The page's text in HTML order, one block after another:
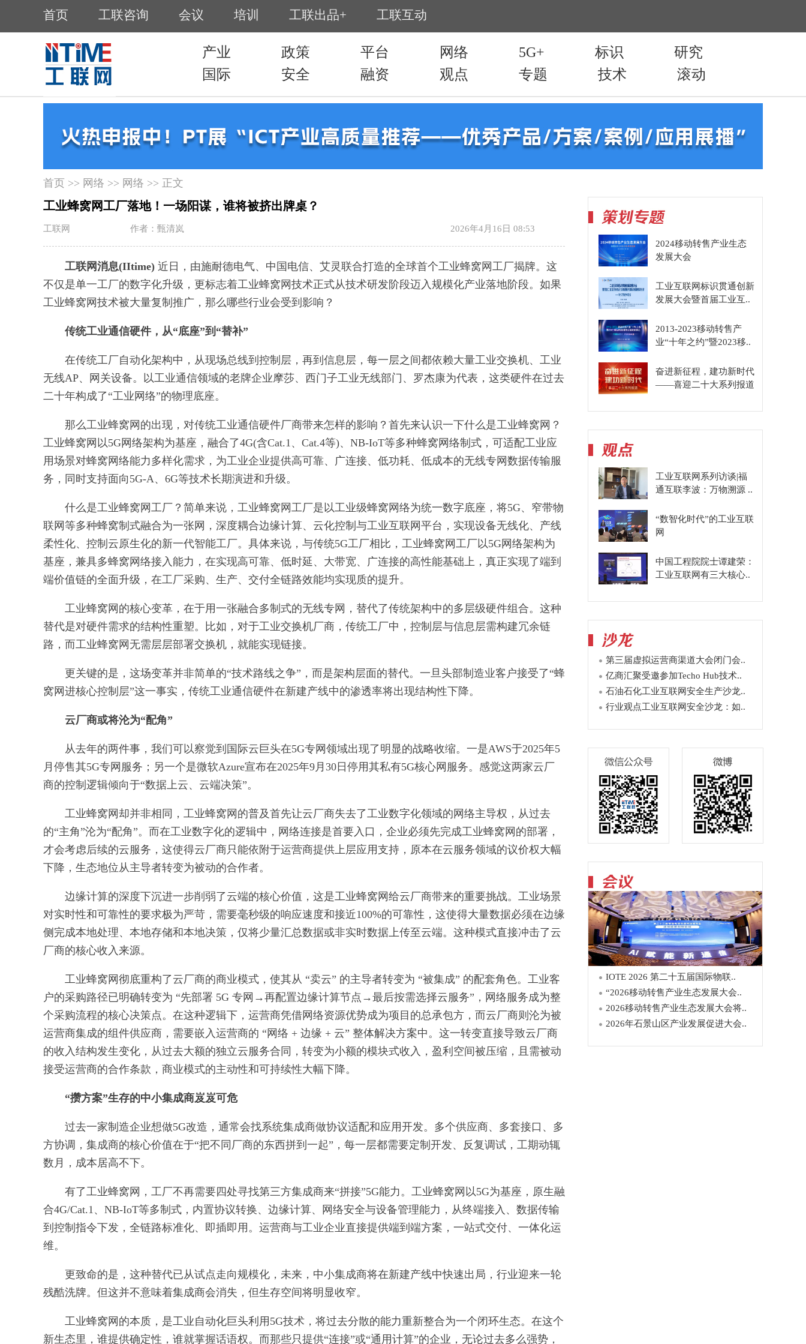
首页 >> 网络 >> 网络 >> 正文
工业蜂窝网工厂落地！一场阳谋，谁将被挤出牌桌？
工联网 作者：甄清岚 2026年4月16日 08:53
工联网消息(IItime) 近日，由施耐德电气、中国电信、艾灵联合打造的全球首个工业蜂窝网工厂揭牌。这
不仅是单一工厂的数字化升级，更标志着工业蜂窝网技术正式从技术研发阶段迈入规模化产业落地阶段。如果
工业蜂窝网技术被大量复制推广，那么哪些行业会受到影响？
传统工业通信硬件，从“底座”到“替补”
在传统工厂自动化架构中，从现场总线到控制层，再到信息层，每一层之间都依赖大量工业交换机、工业
无线AP、网关设备。以工业通信领域的老牌企业摩莎、西门子工业无线部门、罗杰康为代表，这类硬件在过去
二十年构成了“工业网络”的物理底座。
那么工业蜂窝网的出现，对传统工业通信硬件厂商带来怎样的影响？首先来认识一下什么是工业蜂窝网？
工业蜂窝网以5G网络架构为基座，融合了4G(含Cat.1、Cat.4等)、NB-IoT等多种蜂窝网络制式，可适配工业应
用场景对蜂窝网络能力多样化需求，为工业企业提供高可靠、广连接、低功耗、低成本的无线专网数据传输服
务，同时支持面向5G-A、6G等技术长期演进和升级。
什么是工业蜂窝网工厂？简单来说，工业蜂窝网工厂是以工业级蜂窝网络为统一数字底座，将5G、窄带物
联网等多种蜂窝制式融合为一张网，深度耦合边缘计算、云化控制与工业互联网平台，实现设备无线化、产线
柔性化、控制云原生化的新一代智能工厂。具体来说，与传统5G工厂相比，工业蜂窝网工厂以5G网络架构为
基座，兼具多蜂窝网络接入能力，在实现高可靠、低时延、大带宽、广连接的高性能基础上，真正实现了端到
端价值链的全面升级，在工厂采购、生产、交付全链路效能均实现质的提升。
工业蜂窝网的核心变革，在于用一张融合多制式的无线专网，替代了传统架构中的多层级硬件组合。这种
替代是对硬件需求的结构性重塑。比如，对于工业交换机厂商，传统工厂中，控制层与信息层需构建冗余链
路，而工业蜂窝网无需层层部署交换机，就能实现链接。
更关键的是，这场变革并非简单的“技术路线之争”，而是架构层面的替代。一旦头部制造业客户接受了“蜂
窝网进核心控制层”这一事实，传统工业通信硬件在新建产线中的渗透率将出现结构性下降。
云厂商或将沦为“配角”
从去年的两件事，我们可以察觉到国际云巨头在5G专网领域出现了明显的战略收缩。一是AWS于2025年5
月停售其5G专网服务；另一个是微软Azure宣布在2025年9月30日停用其私有5G核心网服务。感觉这两家云厂
商的控制逻辑倾向于“数据上云、云端决策”。
工业蜂窝网却并非相同，工业蜂窝网的普及首先让云厂商失去了工业数字化领域的网络主导权，从过去
的“主角”沦为“配角”。而在工业数字化的逻辑中，网络连接是首要入口，企业必须先完成工业蜂窝网的部署，
才会考虑后续的云服务，这使得云厂商只能依附于运营商提供上层应用支持，原本在云服务领域的议价权大幅
下降，生态地位从主导者转变为被动的合作者。
边缘计算的深度下沉进一步削弱了云端的核心价值，这是工业蜂窝网给云厂商带来的重要挑战。工业场景
对实时性和可靠性的要求极为严苛，需要毫秒级的响应速度和接近100%的可靠性，这使得大量数据必须在边缘
侧完成本地处理、本地存储和本地决策，仅将少量汇总数据或非实时数据上传至云端。这种模式直接冲击了云
厂商的核心收入来源。
工业蜂窝网彻底重构了云厂商的商业模式，使其从 “卖云” 的主导者转变为 “被集成” 的配套角色。工业客
户的采购路径已明确转变为 “先部署 5G 专网→再配置边缘计算节点→最后按需选择云服务”，网络服务成为整
个采购流程的核心决策点。在这种逻辑下，运营商凭借网络资源优势成为项目的总承包方，而云厂商则沦为被
运营商集成的组件供应商，需要嵌入运营商的 “网络 + 边缘 + 云” 整体解决方案中。这一转变直接导致云厂商
的收入结构发生变化，从过去大额的独立云服务合同，转变为小额的模块式收入，盈利空间被压缩，且需被动
接受运营商的合作条款，商业模式的主动性和可持续性大幅下降。
“攒方案”生存的中小集成商岌岌可危
过去一家制造企业想做5G改造，通常会找系统集成商做协议适配和应用开发。多个供应商、多套接口、多
方协调，集成商的核心价值在于“把不同厂商的东西拼到一起”，每一层都需要定制开发、反复调试，工期动辄
数月，成本居高不下。
有了工业蜂窝网，工厂不再需要四处寻找第三方集成商来“拼接”5G能力。工业蜂窝网以5G为基座，原生融
合4G/Cat.1、NB-IoT等多制式，内置协议转换、边缘计算、网络安全与设备管理能力，从终端接入、数据传输
到控制指令下发，全链路标准化、即插即用。运营商与工业企业直接提供端到端方案，一站式交付、一体化运
维。
更致命的是，这种替代已从试点走向规模化，未来，中小集成商将在新建产线中快速出局，行业迎来一轮
残酷洗牌。但这并不意味着集成商会消失，但生存空间将明显收窄。
工业蜂窝网的本质，是工业自动化巨头利用5G技术，将过去分散的能力重新整合为一个闭环生态。在这个
新生态里，谁提供确定性，谁就掌握话语权。而那些只提供“连接”或“通用计算”的企业，无论过去多么强势，
2024移动转售产业生态
发展大会
工业互联网标识贯通创新
发展大会暨首届工业互..
2013-2023移动转售产
业“十年之约”暨2023移..
奋进新征程，建功新时代
——喜迎二十大系列报道
工业互联网系列访谈|福
通互联李波：万物溯源 ..
“数智化时代”的工业互联
网
中国工程院院士谭建荣：
工业互联网有三大核心..
第三届虚拟运营商渠道大会闭门会..
亿商汇聚受邀参加Techo Hub技术..
石油石化工业互联网安全生产沙龙..
行业观点工业互联网安全沙龙：如..
IOTE 2026 第二十五届国际物联..
“2026移动转售产业生态发展大会..
2026移动转售产业生态发展大会将..
2026年石景山区产业发展促进大会..